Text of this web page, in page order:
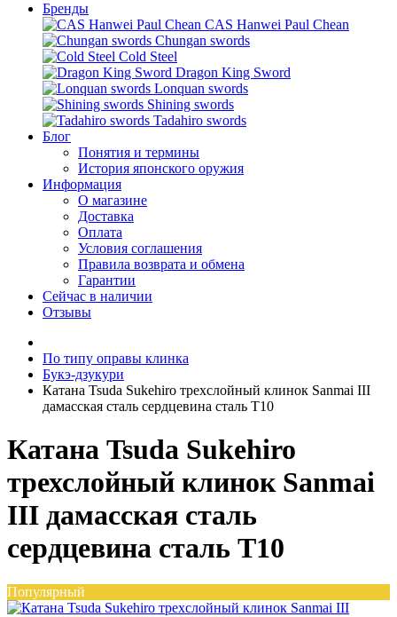
Бренды
CAS Hanwei Paul Chean
Chungan swords
Cold Steel
Dragon King Sword
Lonquan swords
Shining swords
Tadahiro swords
Блог
Понятия и термины
История японского оружия
Информация
О магазине
Доставка
Оплата
Условия соглашения
Правила возврата и обмена
Гарантии
Сейчас в наличии
Отзывы
По типу оправы клинка
Букэ-дзукури
Катана Tsuda Sukehiro трехслойный клинок Sanmai III
дамасская сталь сердцевина сталь T10
Катана Tsuda Sukehiro
трехслойный клинок Sanmai
III дамасская сталь
сердцевина сталь T10
Популярный